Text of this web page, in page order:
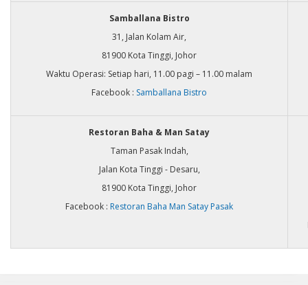
Samballana Bistro
31, Jalan Kolam Air,
81900 Kota Tinggi, Johor
Waktu Operasi: Setiap hari, 11.00 pagi – 11.00 malam
Facebook : Samballana Bistro
Restoran Baha & Man Satay
Taman Pasak Indah,
Jalan Kota Tinggi - Desaru,
81900 Kota Tinggi, Johor
Facebook : Restoran Baha Man Satay Pasak